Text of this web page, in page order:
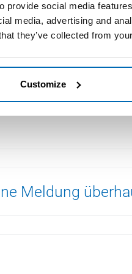
provide social media
media, advertising and
they’ve collected from
Customize
Meldungen
Meldung